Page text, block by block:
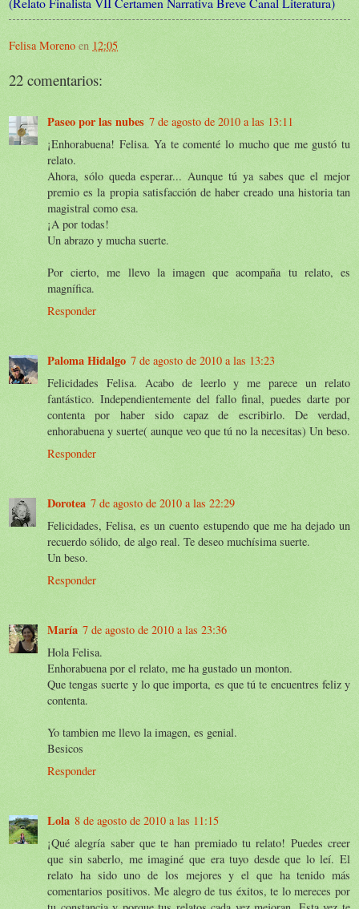
Felisa Moreno en 12:05
22 comentarios:
Paseo por las nubes 7 de agosto de 2010 a las 13:11
¡Enhorabuena! Felisa. Ya te comenté lo mucho que me gustó tu
relato.
Ahora, sólo queda esperar... Aunque tú ya sabes que el mejor
premio es la propia satisfacción de haber creado una historia tan
magistral como esa.
¡A por todas!
Un abrazo y mucha suerte.
Por cierto, me llevo la imagen que acompaña tu relato, es
magnífica.
Responder
Paloma Hidalgo 7 de agosto de 2010 a las 13:23
Felicidades Felisa. Acabo de leerlo y me parece un relato
fantástico. Independientemente del fallo final, puedes darte por
contenta por haber sido capaz de escribirlo. De verdad,
enhorabuena y suerte( aunque veo que tú no la necesitas) Un beso.
Responder
Dorotea 7 de agosto de 2010 a las 22:29
Felicidades, Felisa, es un cuento estupendo que me ha dejado un
recuerdo sólido, de algo real. Te deseo muchísima suerte.
Un beso.
Responder
María 7 de agosto de 2010 a las 23:36
Hola Felisa.
Enhorabuena por el relato, me ha gustado un monton.
Que tengas suerte y lo que importa, es que tú te encuentres feliz y
contenta.
Yo tambien me llevo la imagen, es genial.
Besicos
Responder
Lola 8 de agosto de 2010 a las 11:15
¡Qué alegría saber que te han premiado tu relato! Puedes creer
que sin saberlo, me imaginé que era tuyo desde que lo leí. El
relato ha sido uno de los mejores y el que ha tenido más
comentarios positivos. Me alegro de tus éxitos, te lo mereces por